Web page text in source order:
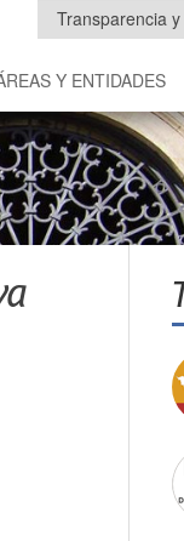
Transparencia
Y ENTIDADES